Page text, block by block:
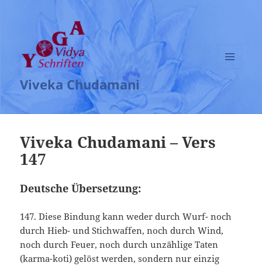
Viveka Chudamani
UND
WIDGETS
Viveka Chudamani – Vers
147
Deutsche Übersetzung:
147. Diese Bindung kann weder durch Wurf- noch
durch Hieb- und Stichwaffen, noch durch Wind,
noch durch Feuer, noch durch unzählige Taten
(karma-koti) gelöst werden, sondern nur einzig